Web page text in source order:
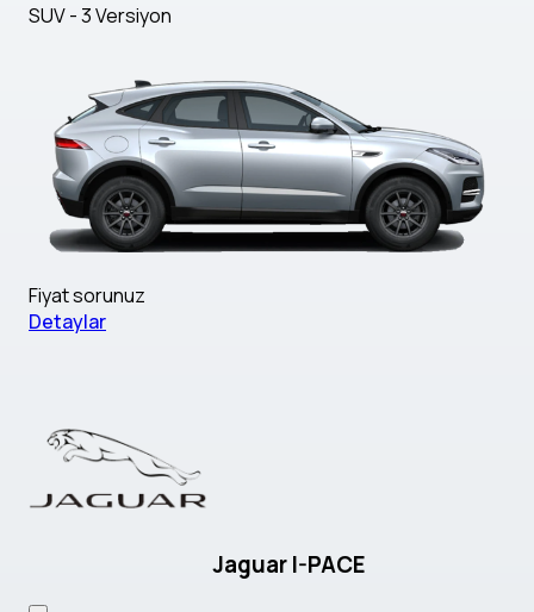
SUV - 3 Versiyon
Fiyat sorunuz
Detaylar
Jaguar I-PACE